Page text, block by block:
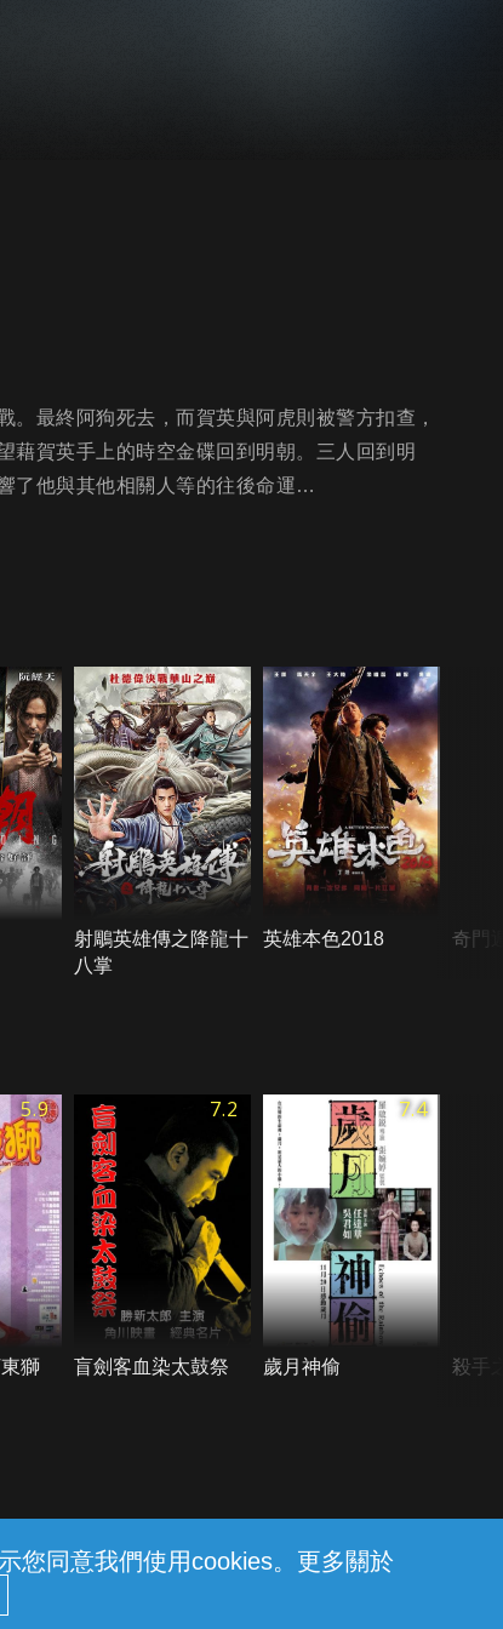
您同意我們使用cookies。更多關於
最終阿狗死去，而賀英與阿虎則被警方扣查，
藉賀英手上的時空金碟回到明朝。三人回到明
了他與其他相關人等的往後命運…
射鵰英雄傳之降龍十
八掌
英雄本色2018 奇門
5.9
獅
7.2
盲劍客血染太鼓祭
7.4
歲月神偷 殺手